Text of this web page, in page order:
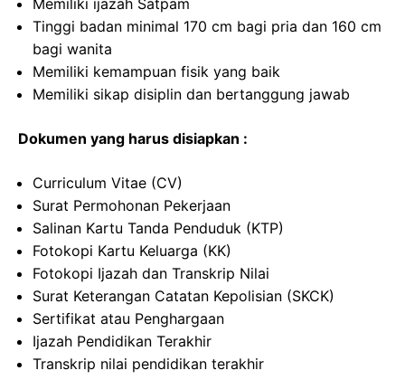
Memiliki ijazah Satpam
Tinggi badan minimal 170 cm bagi pria dan 160 cm
bagi wanita
Memiliki kemampuan fisik yang baik
Memiliki sikap disiplin dan bertanggung jawab
Dokumen yang harus disiapkan :
Curriculum Vitae (CV)
Surat Permohonan Pekerjaan
Salinan Kartu Tanda Penduduk (KTP)
Fotokopi Kartu Keluarga (KK)
Fotokopi Ijazah dan Transkrip Nilai
Surat Keterangan Catatan Kepolisian (SKCK)
Sertifikat atau Penghargaan
Ijazah Pendidikan Terakhir
Transkrip nilai pendidikan terakhir